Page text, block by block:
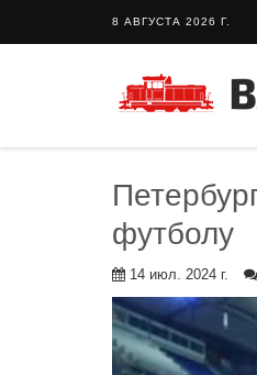
8 АВГУСТА 2026 Г.
футболу
14 июл. 2024 г.